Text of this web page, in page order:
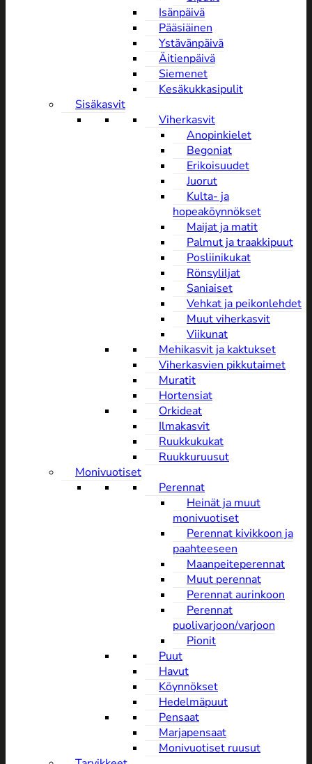
Isänpäivä
Pääsiäinen
Ystävänpäivä
Äitienpäivä
Siemenet
Kesäkukkasipulit
Sisäkasvit
Viherkasvit
Anopinkielet
Begoniat
Erikoisuudet
Juorut
Kulta- ja
hopeaköynnökset
Maijat ja matit
Palmut ja traakkipuut
Posliinikukat
Rönsyliljat
Saniaiset
Vehkat ja peikonlehdet
Muut viherkasvit
Viikunat
Mehikasvit ja kaktukset
Viherkasvien pikkutaimet
Muratit
Hortensiat
Orkideat
Ilmakasvit
Ruukkukukat
Ruukkuruusut
Monivuotiset
Perennat
Heinät ja muut
monivuotiset
Perennat kivikkoon ja
paahteeseen
Maanpeiteperennat
Muut perennat
Perennat aurinkoon
Perennat
puolivarjoon/varjoon
Pionit
Puut
Havut
Köynnökset
Hedelmäpuut
Pensaat
Marjapensaat
Monivuotiset ruusut